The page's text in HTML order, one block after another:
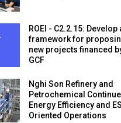
ROEI - C2.2.15: Develop
framework for
new projects financed
GCF
Nghi Son Refinery and
Petrochemical
Energy Efficiency and
Oriented Operations